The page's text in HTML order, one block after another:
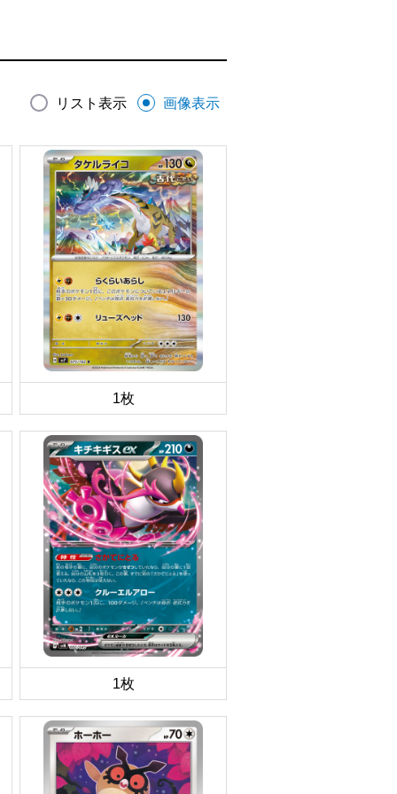
リスト表示 画像表示
1枚
1枚